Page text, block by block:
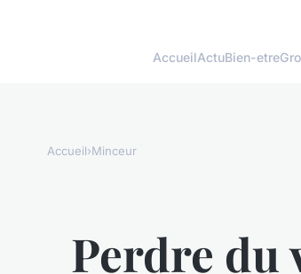
AccueilActuBien-etre
Accueil›Minceur
Perdre du